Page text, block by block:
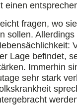
einen
fragen, wo
sollen.
Lage befindet,
Immerhin
sehr stark